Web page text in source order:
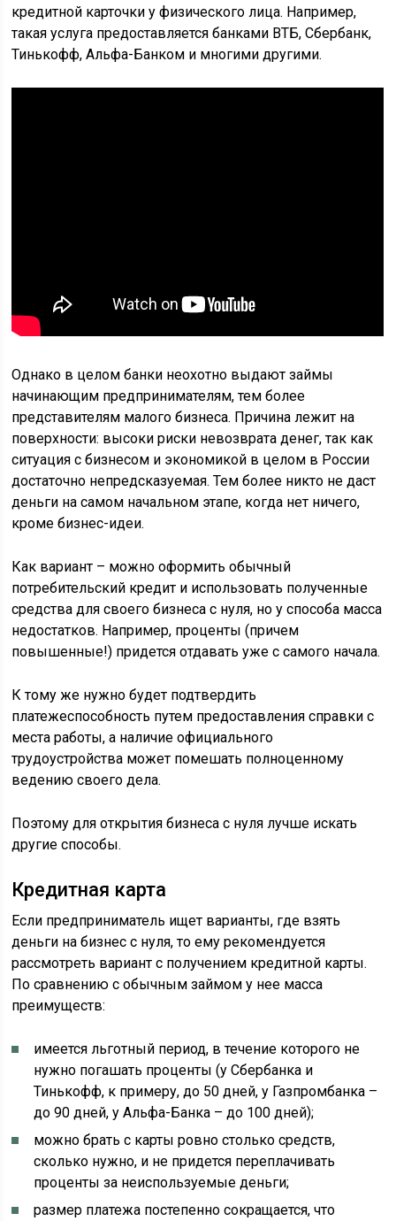
кредитной карточки у физического лица. Например,
такая услуга предоставляется банками ВТБ, Сбербанк,
Тинькофф, Альфа-Банком и многими другими.
Однако в целом банки неохотно выдают займы
начинающим предпринимателям, тем более
представителям малого бизнеса. Причина лежит на
поверхности: высоки риски невозврата денег, так как
ситуация с бизнесом и экономикой в целом в России
достаточно непредсказуемая. Тем более никто не даст
деньги на самом начальном этапе, когда нет ничего,
кроме бизнес-идеи.
Как вариант – можно оформить обычный
потребительский кредит и использовать полученные
средства для своего бизнеса с нуля, но у способа масса
недостатков. Например, проценты (причем
повышенные!) придется отдавать уже с самого начала.
К тому же нужно будет подтвердить
платежеспособность путем предоставления справки с
места работы, а наличие официального
трудоустройства может помешать полноценному
ведению своего дела.
Поэтому для открытия бизнеса с нуля лучше искать
другие способы.
Кредитная карта
Если предприниматель ищет варианты, где взять
деньги на бизнес с нуля, то ему рекомендуется
рассмотреть вариант с получением кредитной карты.
По сравнению с обычным займом у нее масса
преимуществ:
имеется льготный период, в течение которого не
нужно погашать проценты (у Сбербанка и
Тинькофф, к примеру, до 50 дней, у Газпромбанка –
до 90 дней, у Альфа-Банка – до 100 дней);
можно брать с карты ровно столько средств,
сколько нужно, и не придется переплачивать
проценты за неиспользуемые деньги;
размер платежа постепенно сокращается, что